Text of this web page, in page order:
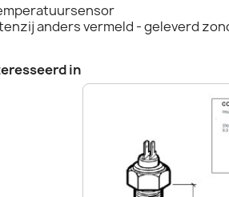
anders vermeld - geleverd
in